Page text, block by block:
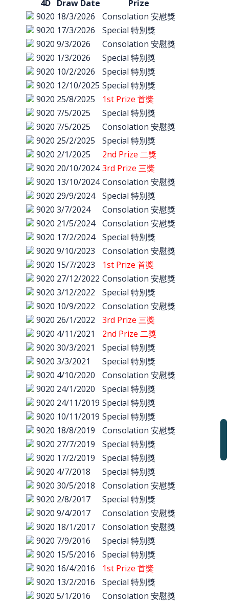
4D Draw Date
Prize
9020 18/3/2026
Consolation 安慰獎
9020 17/3/2026
Special 特別獎
9020 9/3/2026
Consolation 安慰獎
9020 1/3/2026
Special 特別獎
9020 10/2/2026
Special 特別獎
9020 12/10/2025 Special 特別獎
9020 25/8/2025
1st Prize 首獎
9020 7/5/2025
Special 特別獎
9020 7/5/2025
Consolation 安慰獎
9020 25/2/2025
Special 特別獎
9020 2/1/2025
2nd Prize 二獎
9020 20/10/2024 3rd Prize 三獎
9020 13/10/2024 Consolation 安慰獎
9020 29/9/2024
Special 特別獎
9020 3/7/2024
Consolation 安慰獎
9020 21/5/2024
Consolation 安慰獎
9020 17/2/2024
Special 特別獎
9020 9/10/2023
Consolation 安慰獎
9020 15/7/2023
1st Prize 首獎
9020 27/12/2022 Consolation 安慰獎
9020 3/12/2022
Special 特別獎
9020 10/9/2022
Consolation 安慰獎
9020 26/1/2022
3rd Prize 三獎
9020 4/11/2021
2nd Prize 二獎
9020 30/3/2021
Special 特別獎
9020 3/3/2021
Special 特別獎
9020 4/10/2020
Consolation 安慰獎
9020 24/1/2020
Special 特別獎
9020 24/11/2019 Special 特別獎
9020 10/11/2019 Special 特別獎
9020 18/8/2019
Consolation 安慰獎
9020 27/7/2019
Special 特別獎
9020 17/2/2019
Special 特別獎
9020 4/7/2018
Special 特別獎
9020 30/5/2018
Consolation 安慰獎
9020 2/8/2017
Special 特別獎
9020 9/4/2017
Consolation 安慰獎
9020 18/1/2017
Consolation 安慰獎
9020 7/9/2016
Special 特別獎
9020 15/5/2016
Special 特別獎
9020 16/4/2016
1st Prize 首獎
9020 13/2/2016
Special 特別獎
9020 5/1/2016
Consolation 安慰獎